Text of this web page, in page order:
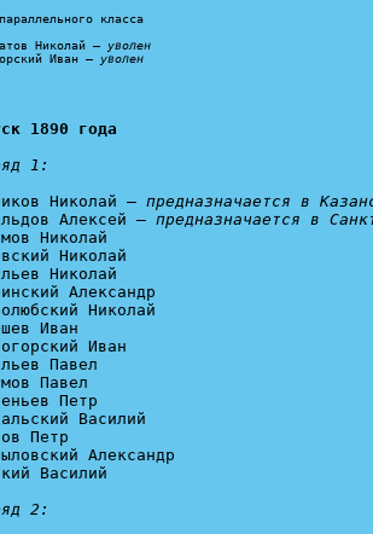
класса
Николай – уволен
Иван – уволен
1890 года
1:
Николай – предназначается в
Алексей – предназначается в
Николай
Николай
Николай
Александр
Николай
Иван
Иван
Павел
Павел
Петр
Василий
Петр
Александр
Василий
2: